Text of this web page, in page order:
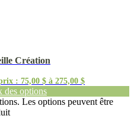
Création
: 75,00 $ à 275,00 $
des options
Les options peuvent être